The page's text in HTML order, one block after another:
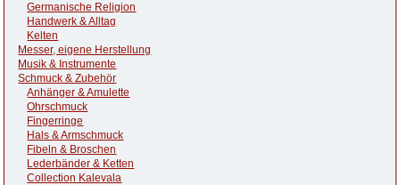
Germanische Religion
Handwerk & Alltag
Kelten
Messer, eigene Herstellung
Musik & Instrumente
Schmuck & Zubehör
Anhänger & Amulette
Ohrschmuck
Fingerringe
Hals & Armschmuck
Fibeln & Broschen
Lederbänder & Ketten
Collection Kalevala